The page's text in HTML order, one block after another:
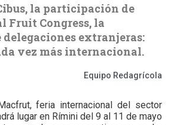
la participación de
Fruit Congress, la
extranjeras:
vez más internacional.
Equipo Redagrícola
feria internacional del sector
lugar en Rímini del 9 al 11 de mayo